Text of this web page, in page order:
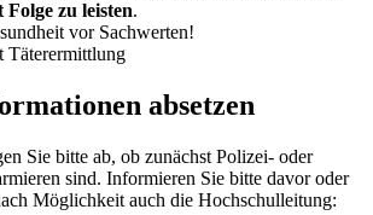
Folge zu leisten.
vor Sachwerten!
Täterermittlung
absetzen
Sie bitte ab, ob zunächst Polizei- oder
sind. Informieren Sie bitte davor oder
Möglichkeit auch die Hochschulleitung: